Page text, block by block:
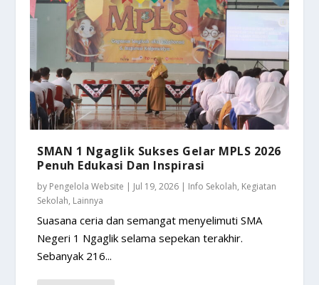
SMAN 1 Ngaglik Sukses Gelar MPLS 2026
Penuh Edukasi Dan Inspirasi
by Pengelola Website | Jul 19, 2026 | Info Sekolah, Kegiatan
Sekolah, Lainnya
Suasana ceria dan semangat menyelimuti SMA
Negeri 1 Ngaglik selama sepekan terakhir.
Sebanyak 216...